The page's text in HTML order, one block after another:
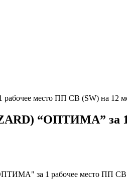
место ПП СВ (SW) на 12
“ОПТИМА” за
за 1 рабочее место ПП СВ